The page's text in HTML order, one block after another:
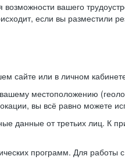
вашего
если вы разместили
сайте или в личном
местоположению
вы всё равно можете
данные от третьих лиц. К
программ. Для